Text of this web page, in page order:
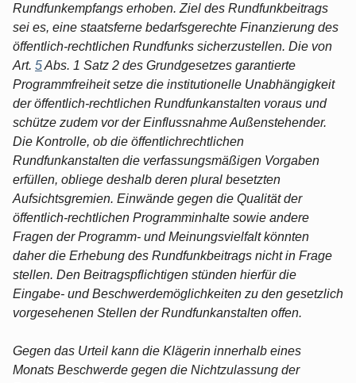
Rundfunkempfangs erhoben. Ziel des Rundfunkbeitrags
sei es, eine staatsferne bedarfsgerechte Finanzierung des
öffentlich-rechtlichen Rundfunks sicherzustellen. Die von
Art. 5Abs. 1 Satz 2 des Grundgesetzes garantierte
Programmfreiheit setze die institutionelle Unabhängigkeit
der öffentlich-rechtlichen Rundfunkanstalten voraus und
schütze zudem vor der Einflussnahme Außenstehender.
Die Kontrolle, ob die öffentlichrechtlichen
Rundfunkanstalten die verfassungsmäßigen Vorgaben
erfüllen, obliege deshalb deren plural besetzten
Aufsichtsgremien. Einwände gegen die Qualität der
öffentlich-rechtlichen Programminhalte sowie andere
Fragen der Programm- und Meinungsvielfalt könnten
daher die Erhebung des Rundfunkbeitrags nicht in Frage
stellen. Den Beitragspflichtigen stünden hierfür die
Eingabe- und Beschwerdemöglichkeiten zu den gesetzlich
vorgesehenen Stellen der Rundfunkanstalten offen.
Gegen das Urteil kann die Klägerin innerhalb eines
Monats Beschwerde gegen die Nichtzulassung der